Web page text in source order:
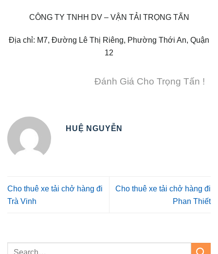
CÔNG TY TNHH DV – VẬN TẢI TRỌNG TẤN
Địa chỉ: M7, Đường Lê Thị Riêng, Phường Thới An, Quận
12
Đánh Giá Cho Trọng Tấn !
HUỆ NGUYỄN
Cho thuê xe tải chở hàng đi
Trà Vinh
Cho thuê xe tải chở hàng đi
Phan Thiết